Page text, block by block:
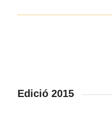
Edició 2015